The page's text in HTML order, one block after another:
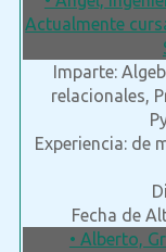
Actualmente
Imparte:
relacionales,
Experiencia: de
Fecha de
• Alberto,